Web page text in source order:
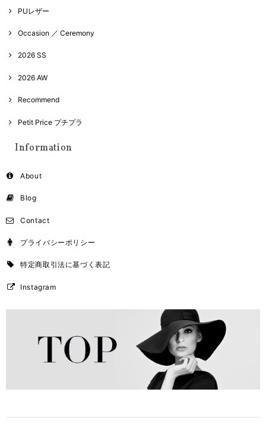
PUレザー
Occasion ／ Ceremony
2026 SS
2026 AW
Recommend
Petit Price プチプラ
Information
About
Blog
Contact
プライバシーポリシー
特定商取引法に基づく表記
Instagram